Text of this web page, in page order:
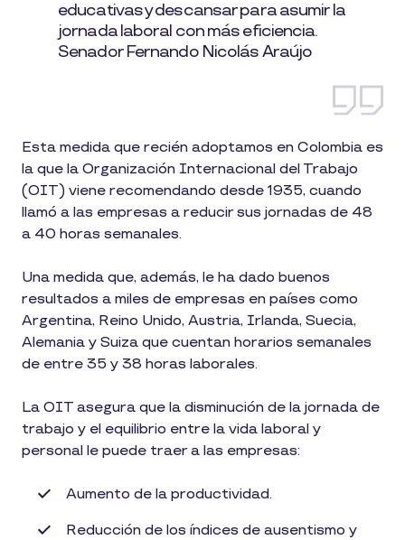
educativas y descansar para asumir la
jornada laboral con más eficiencia.
Senador Fernando Nicolás Araújo
Esta medida que recién adoptamos en Colombia es
la que la Organización Internacional del Trabajo
(OIT) viene recomendando desde 1935, cuando
llamó a las empresas a reducir sus jornadas de 48
a 40 horas semanales.
Una medida que, además, le ha dado buenos
resultados a miles de empresas en países como
Argentina, Reino Unido, Austria, Irlanda, Suecia,
Alemania y Suiza que cuentan horarios semanales
de entre 35 y 38 horas laborales.
La OIT asegura que la disminución de la jornada de
trabajo y el equilibrio entre la vida laboral y
personal le puede traer a las empresas:
Aumento de la productividad.
Reducción de los índices de ausentismo y